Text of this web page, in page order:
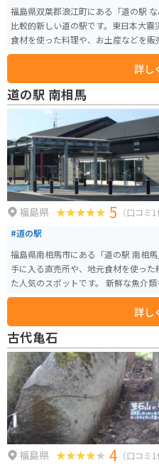
福島県双葉郡浪江町にある「道の駅
比較的新しい道の駅です。東日本大
食材を使った料理や、お土産などを販売しています。
介類を使った海鮮丼や、浪江町の名
力災害伝承館」があります。バイク
るので安心して駐車できます。 震災復興の現状を自分の目で見て、地元の人
の温かさに触れることができる場所で
詳し
道の駅 南相馬
福島県 5 （口コミ1
#道の駅
福島県南相馬市にある「道の駅 南相
手に入る直売所や、地元食材を使っ
た人気のスポットです。 新鮮な魚介類を味わえる海鮮市場や、地元産の果物
を使ったジェラート店も人気です。 バイクで訪れる際は、広々とした駐車場
があるので安心です。太平洋沿岸を
ツーリングの休憩スポットとしても
できる絶景スポット「千歳橋」もほ
です。 南相馬市は、相馬野馬追など歴史的な祭りや、伝統工芸品である相馬
駒焼など、見どころもたくさんあり
満喫してください。
詳し
古代亀石
福島県 4 （口コミ1